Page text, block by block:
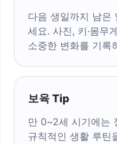
다음 생일까지 남은
세요. 사진, 키·몸무
소중한 변화를 기록
보육 Tip
만 0~2세 시기에는
규칙적인 생활 루틴